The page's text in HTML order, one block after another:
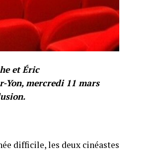
et Éric
Yon, mercredi 11 mars
difficile, les deux cinéastes